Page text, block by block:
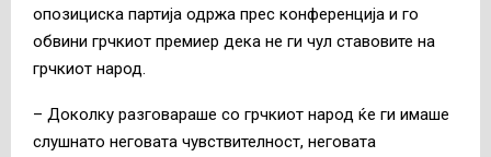
опозициска партија одржа прес конференција и го
обвини грчкиот премиер дека не ги чул ставовите на
грчкиот народ.
– Доколку разговараше со грчкиот народ ќе ги имаше
слушнато неговата чувствителност, неговата